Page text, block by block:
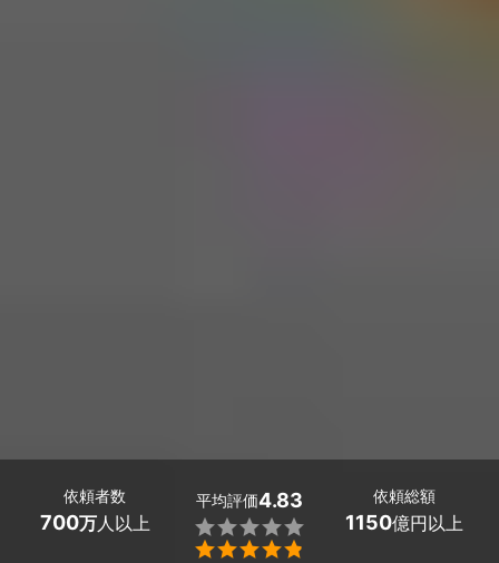
依頼者数
700万人以上
平均評価4.83


依頼総額
1150億円以上